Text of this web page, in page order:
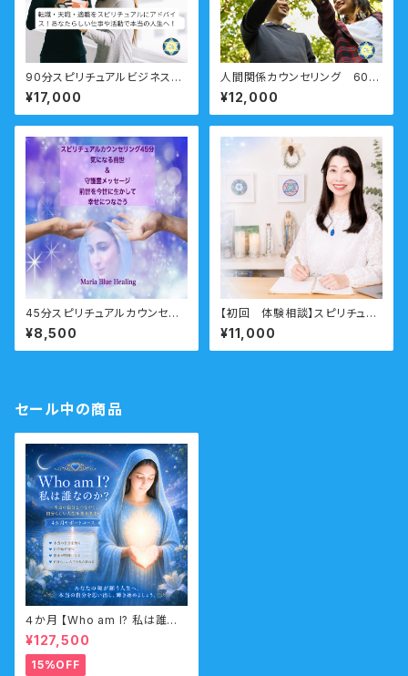
90分スピリチュアルビジネスコ
ーチング「自分らしい仕事がした
い！」転職・天職・起業・・仕事の
悩み 右脳派就活をしてみよう！
¥17,000
人間関係カウンセリング 60
分 ー職場・友人・仲間・ママ友
もやもやをすっきりとー
¥12,000
45分スピリチュアルカウンセリ
ング 前世・オーラ・ガイドメ
ッセージ
¥8,500
【初回 体験相談】スピリチュア
ル相談 ビジネス向け
¥11,000
セール中の商品
４か月 【Who am I? 私は誰な
のか？】サポートコース なんの
ために生まれてきたのか？人生
の目的・使命・生きがいサポート
¥127,500
15%OFF